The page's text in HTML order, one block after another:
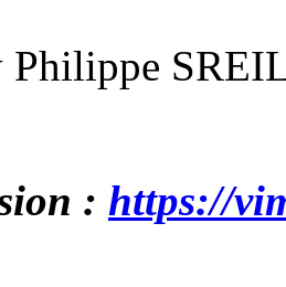
Philippe
: https://